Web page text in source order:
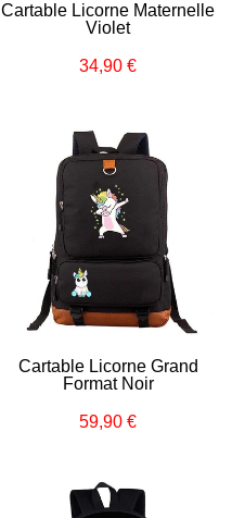
Cartable Licorne Maternelle
Violet
Prix
34,90 €
Cartable Licorne Grand
Format Noir
Prix
59,90 €